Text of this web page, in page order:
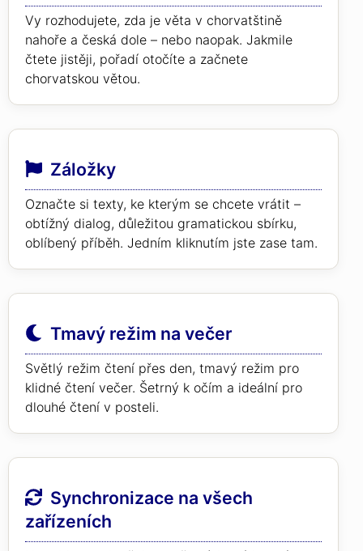
Vy rozhodujete, zda je věta v chorvatštině
nahoře a česká dole – nebo naopak. Jakmile
čtete jistěji, pořadí otočíte a začnete
chorvatskou větou.
Záložky
Označte si texty, ke kterým se chcete vrátit –
obtížný dialog, důležitou gramatickou sbírku,
oblíbený příběh. Jedním kliknutím jste zase tam.
Tmavý režim na večer
Světlý režim čtení přes den, tmavý režim pro
klidné čtení večer. Šetrný k očím a ideální pro
dlouhé čtení v posteli.
Synchronizace na všech
zařízeních